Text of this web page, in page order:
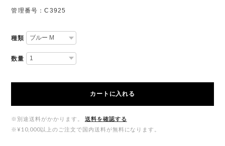
管理番号：C3925
種類
数量
カートに入れる
※別途送料がかかります。
送料を確認する
※¥10,000以上のご注文で国内送料が無料になります。